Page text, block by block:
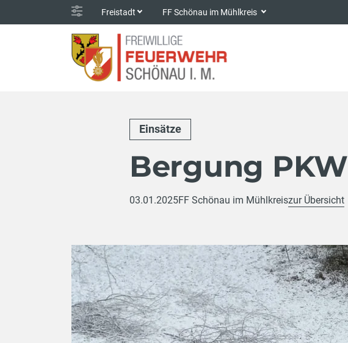
Freistadt FF Schönau im Mühlkreis
Einsätze
Bergung PKW
03.01.2025FF Schönau im Mühlkreiszur Übersicht